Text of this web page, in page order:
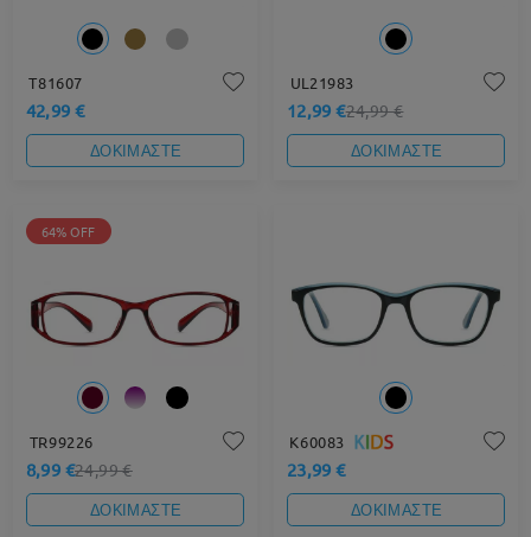
T81607
42,99 €
ΔΟΚΙΜΑΣΤΕ
UL21983
12,99 €24,99 €
ΔΟΚΙΜΑΣΤΕ
64% OFF
TR99226
8,99 €24,99 €
ΔΟΚΙΜΑΣΤΕ
K60083
23,99 €
ΔΟΚΙΜΑΣΤΕ